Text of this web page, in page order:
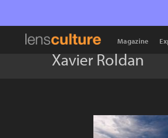
Magazine
Xavier Roldan